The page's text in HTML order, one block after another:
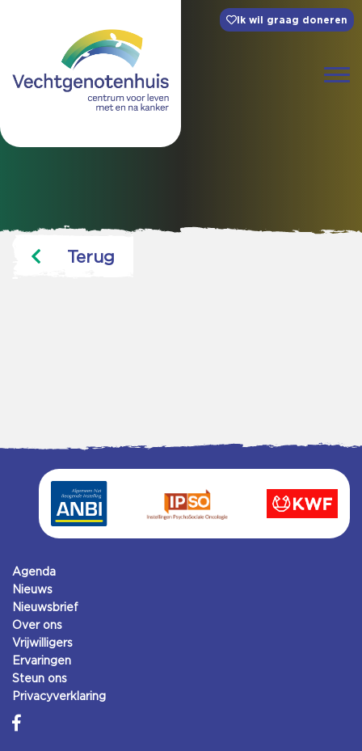
Ik wil graag doneren
Terug
Agenda
Nieuws
Nieuwsbrief
Over ons
Vrijwilligers
Ervaringen
Steun ons
Privacyverklaring